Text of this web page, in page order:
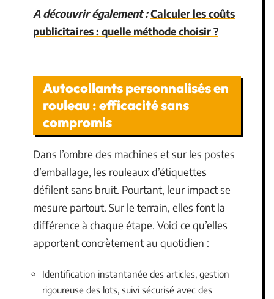
A découvrir également :Calculer les coûts
publicitaires : quelle méthode choisir ?
Autocollants personnalisés en
rouleau : efficacité sans
compromis
Dans l’ombre des machines et sur les postes
d’emballage, les rouleaux d’étiquettes
défilent sans bruit. Pourtant, leur impact se
mesure partout. Sur le terrain, elles font la
différence à chaque étape. Voici ce qu’elles
apportent concrètement au quotidien :
Identification instantanée des articles, gestion
rigoureuse des lots, suivi sécurisé avec des